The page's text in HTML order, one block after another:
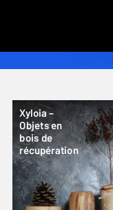
Xyloia –
Objets en
bois de
récupération